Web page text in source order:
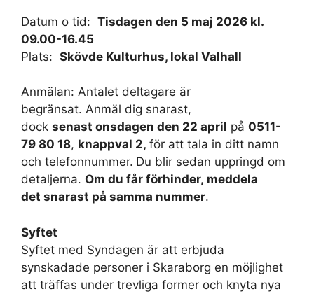
Datum o tid: Tisdagen den 5 maj 2026 kl.
09.00-16.45
Plats: Skövde Kulturhus, lokal Valhall
Anmälan: Antalet deltagare är
begränsat. Anmäl dig snarast,
dock senast onsdagen den 22 april på 0511-
79 80 18, knappval 2, för att tala in ditt namn
och telefonnummer. Du blir sedan uppringd om
detaljerna. Om du får förhinder, meddela
det snarast på samma nummer.
Syftet
Syftet med Syndagen är att erbjuda
synskadade personer i Skaraborg en möjlighet
att träffas under trevliga former och knyta nya